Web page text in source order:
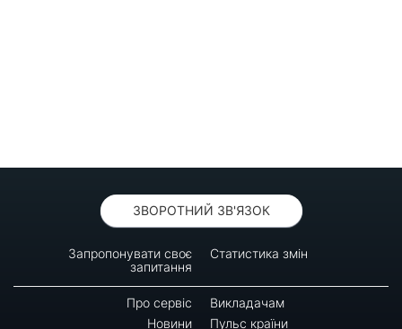
ЗВОРОТНИЙ ЗВ'ЯЗОК
Запропонувати своє
запитання
Статистика змін
Про сервіс
Викладачам
Новини
Пульс країни